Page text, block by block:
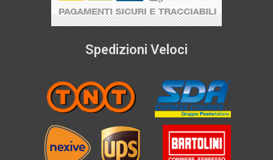
Spedizioni Veloci